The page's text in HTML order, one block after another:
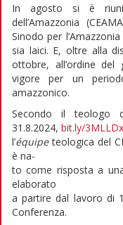
In agosto si è
dell’Amazzonia
Sinodo per
sia laici. E, oltre alla
ottobre, all’ordine
vigore per un
amazzonico.
Secondo il teologo
31.8.2024, bit.ly/
l’équipeteologica del
è na-
to come risposta a
elaborato
a partire dal lavoro di
Conferenza.